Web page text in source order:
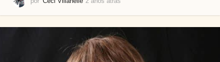
o
s
a
t